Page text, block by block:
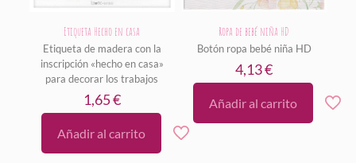
Etiqueta Hecho en casa
Etiqueta de madera con la
inscripción «hecho en casa»
para decorar los trabajos
1,65€
Añadir al carrito
Ropa de bebé niña HD
Botón ropa bebé niña HD
4,13€
Añadir al carrito